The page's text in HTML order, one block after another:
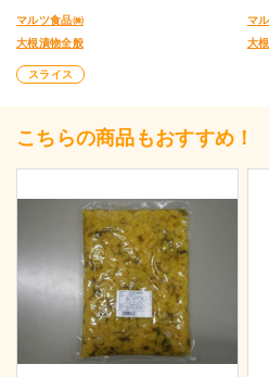
マルツ食品㈱
大根漬物全般
スライス
マ
大
こちらの商品もおすすめ！